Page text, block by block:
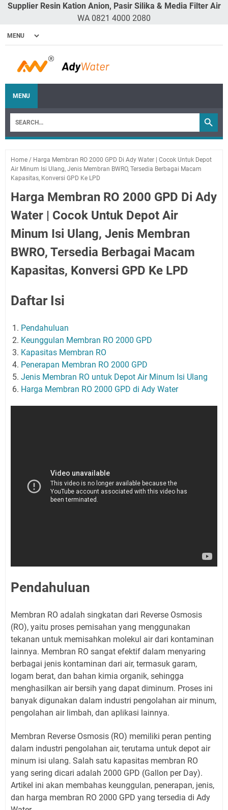
Supplier Resin Kation Anion, Pasir Silika & Media Filter Air
WA 0821 4000 2080
MENU
Home / Harga Membran RO 2000 GPD Di Ady Water | Cocok Untuk Depot
Air Minum Isi Ulang, Jenis Membran BWRO, Tersedia Berbagai Macam
Kapasitas, Konversi GPD Ke LPD
Harga Membran RO 2000 GPD Di Ady
Water | Cocok Untuk Depot Air
Minum Isi Ulang, Jenis Membran
BWRO, Tersedia Berbagai Macam
Kapasitas, Konversi GPD Ke LPD
Daftar Isi
Pendahuluan
Keunggulan Membran RO 2000 GPD
Kapasitas Membran RO
Penerapan Membran RO 2000 GPD
Jenis Membran RO untuk Depot Air Minum Isi Ulang
Harga Membran RO 2000 GPD di Ady Water
Pendahuluan
Membran RO adalah singkatan dari Reverse Osmosis
(RO), yaitu proses pemisahan yang menggunakan
tekanan untuk memisahkan molekul air dari kontaminan
lainnya. Membran RO sangat efektif dalam menyaring
berbagai jenis kontaminan dari air, termasuk garam,
logam berat, dan bahan kimia organik, sehingga
menghasilkan air bersih yang dapat diminum. Proses ini
banyak digunakan dalam industri pengolahan air minum,
pengolahan air limbah, dan aplikasi lainnya.
Membran Reverse Osmosis (RO) memiliki peran penting
dalam industri pengolahan air, terutama untuk depot air
minum isi ulang. Salah satu kapasitas membran RO
yang sering dicari adalah 2000 GPD (Gallon per Day).
Artikel ini akan membahas keunggulan, penerapan, jenis,
dan harga membran RO 2000 GPD yang tersedia di Ady